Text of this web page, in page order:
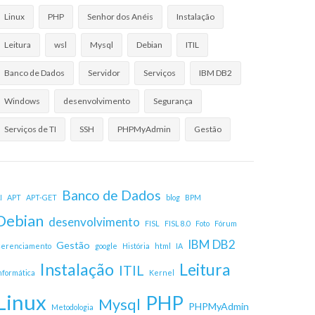
Linux PHP Senhor dos Anéis Instalação
Leitura wsl Mysql Debian ITIL
Banco de Dados Servidor Serviços IBM DB2
Windows desenvolvimento Segurança
Serviços de TI SSH PHPMyAdmin Gestão
APT APT-GET Banco de Dados blog BPM
desenvolvimento FISL FISL 8.0 Foto Fórum
Gestão google História html IA IBM DB2
Instalação ITIL Kernel Leitura
Metodologia Mysql PHP PHPMyAdmin